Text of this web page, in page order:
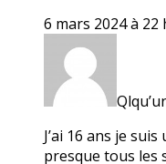
6 mars 2024 à 22
J’ai 16 ans je
presque tous les